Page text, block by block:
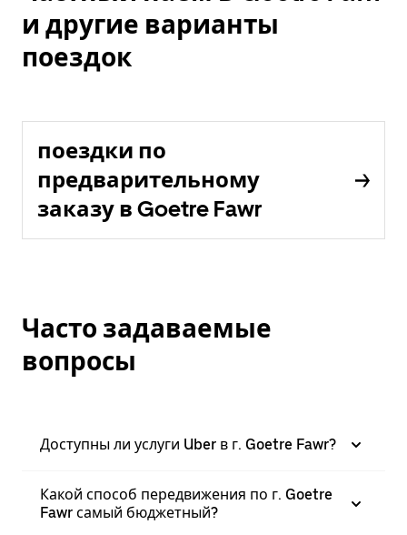
и другие варианты
поездок
поездки по
предварительному
заказу в Goetre Fawr
Часто задаваемые
вопросы
Доступны ли услуги Uber в г. Goetre Fawr?
Какой способ передвижения по г. Goetre
Fawr самый бюджетный?